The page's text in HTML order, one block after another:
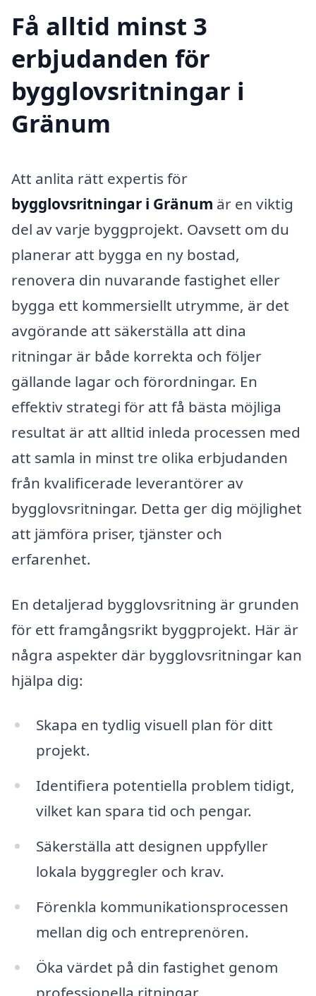
Få alltid minst 3
erbjudanden för
bygglovsritningar i
Gränum
Att anlita rätt expertis för
bygglovsritningar i Gränum är en viktig
del av varje byggprojekt. Oavsett om du
planerar att bygga en ny bostad,
renovera din nuvarande fastighet eller
bygga ett kommersiellt utrymme, är det
avgörande att säkerställa att dina
ritningar är både korrekta och följer
gällande lagar och förordningar. En
effektiv strategi för att få bästa möjliga
resultat är att alltid inleda processen med
att samla in minst tre olika erbjudanden
från kvalificerade leverantörer av
bygglovsritningar. Detta ger dig möjlighet
att jämföra priser, tjänster och
erfarenhet.
En detaljerad bygglovsritning är grunden
för ett framgångsrikt byggprojekt. Här är
några aspekter där bygglovsritningar kan
hjälpa dig:
Skapa en tydlig visuell plan för ditt
projekt.
Identifiera potentiella problem tidigt,
vilket kan spara tid och pengar.
Säkerställa att designen uppfyller
lokala byggregler och krav.
Förenkla kommunikationsprocessen
mellan dig och entreprenören.
Öka värdet på din fastighet genom